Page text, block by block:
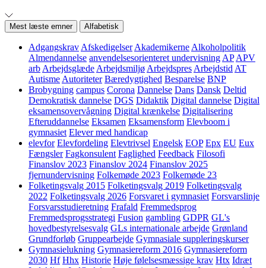
Mest læste emner Alfabetisk
Adgangskrav Afskedigelser Akademikerne Alkoholpolitik
Almendannelse anvendelsesorienteret undervisning AP APV
arb Arbejdsglæde Arbejdsmiljø Arbejdspres Arbejdstid AT
Autisme Autoriteter Bæredygtighed Besparelse BNP
Brobygning campus Corona Dannelse Dans Dansk Deltid
Demokratisk dannelse DGS Didaktik Digital dannelse Digital
eksamensovervågning Digital krænkelse Digitalisering
Efteruddannelse Eksamen Eksamensform Elevboom i
gymnasiet Elever med handicap
elevfor Elevfordeling Elevtrivsel Engelsk EOP Epx EU Eux
Fængsler Fagkonsulent Faglighed Feedback Filosofi
Finanslov 2023 Finanslov 2024 Finanslov 2025
fjernundervisning Folkemøde 2023 Folkemøde 23
Folketingsvalg 2015 Folketingsvalg 2019 Folketingsvalg
2022 Folketingsvalg 2026 Forsvaret i gymnasiet Forsvarslinje
Forsvarsstudieretning Frafald Fremmedsprog
Fremmedsprogsstrategi Fusion gambling GDPR GL's
hovedbestyrelsesvalg GLs internationale arbejde Grønland
Grundforløb Gruppearbejde Gymnasiale suppleringskurser
Gymnasielukning Gymnasiereform 2016 Gymnasiereform
2030 Hf Hhx Historie Høje følelsesmæssige krav Htx Idræt